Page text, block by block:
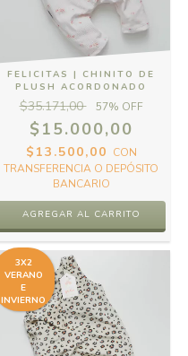
FELICITAS | CHINITO DE
PLUSH ACORDONADO
$35.171,00 57% OFF
$15.000,00
$13.500,00 CON
TRANSFERENCIA O DEPÓSITO
BANCARIO
AGREGAR AL CARRITO
3X2
VERANO
E
INVIERNO